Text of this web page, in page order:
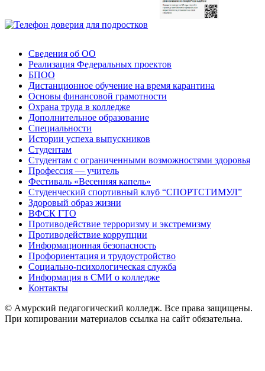
Сведения об ОО
Реализация Федеральных проектов
БПОО
Дистанционное обучение на время карантина
Основы финансовой грамотности
Охрана труда в колледже
Дополнительное образование
Специальности
Истории успеха выпускников
Студентам
Студентам с ограниченными возможностями здоровья
Профессия — учитель
Фестиваль «Весенняя капель»
Студенческий спортивный клуб “СПОРТСТИМУЛ”
Здоровый образ жизни
ВФСК ГТО
Противодействие терроризму и экстремизму
Противодействие коррупции
Информационная безопасность
Профориентация и трудоустройство
Социально-психологическая служба
Информация в СМИ о колледже
Контакты
© Амурский педагогический колледж. Все права защищены.
При копировании материалов ссылка на сайт обязательна.